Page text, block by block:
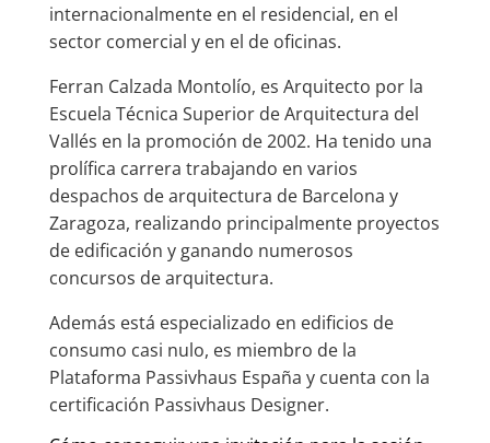
internacionalmente en el residencial, en el
sector comercial y en el de oficinas.
Ferran Calzada Montolío, es Arquitecto por la
Escuela Técnica Superior de Arquitectura del
Vallés en la promoción de 2002. Ha tenido una
prolífica carrera trabajando en varios
despachos de arquitectura de Barcelona y
Zaragoza, realizando principalmente proyectos
de edificación y ganando numerosos
concursos de arquitectura.
Además está especializado en edificios de
consumo casi nulo, es miembro de la
Plataforma Passivhaus España y cuenta con la
certificación Passivhaus Designer.